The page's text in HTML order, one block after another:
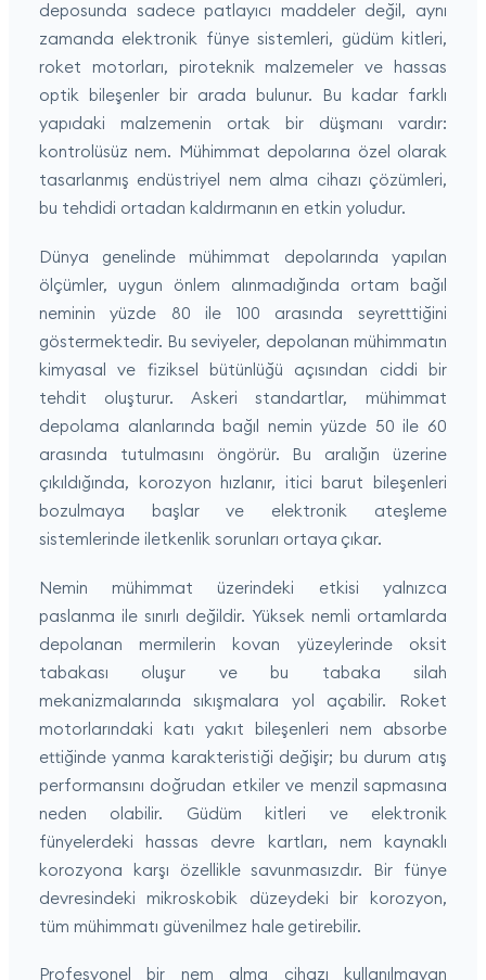
deposunda sadece patlayıcı maddeler değil, aynı
zamanda elektronik fünye sistemleri, güdüm kitleri,
roket motorları, piroteknik malzemeler ve hassas
optik bileşenler bir arada bulunur. Bu kadar farklı
yapıdaki malzemenin ortak bir düşmanı vardır:
kontrolüsüz nem. Mühimmat depolarına özel olarak
tasarlanmış endüstriyel nem alma cihazı çözümleri,
bu tehdidi ortadan kaldırmanın en etkin yoludur.
Dünya genelinde mühimmat depolarında yapılan
ölçümler, uygun önlem alınmadığında ortam bağıl
neminin yüzde 80 ile 100 arasında seyretttiğini
göstermektedir. Bu seviyeler, depolanan mühimmatın
kimyasal ve fiziksel bütünlüğü açısından ciddi bir
tehdit oluşturur. Askeri standartlar, mühimmat
depolama alanlarında bağıl nemin yüzde 50 ile 60
arasında tutulmasını öngörür. Bu aralığın üzerine
çıkıldığında, korozyon hızlanır, itici barut bileşenleri
bozulmaya başlar ve elektronik ateşleme
sistemlerinde iletkenlik sorunları ortaya çıkar.
Nemin mühimmat üzerindeki etkisi yalnızca
paslanma ile sınırlı değildir. Yüksek nemli ortamlarda
depolanan mermilerin kovan yüzeylerinde oksit
tabakası oluşur ve bu tabaka silah
mekanizmalarında sıkışmalara yol açabilir. Roket
motorlarındaki katı yakıt bileşenleri nem absorbe
ettiğinde yanma karakteristiği değişir; bu durum atış
performansını doğrudan etkiler ve menzil sapmasına
neden olabilir. Güdüm kitleri ve elektronik
fünyelerdeki hassas devre kartları, nem kaynaklı
korozyona karşı özellikle savunmasızdır. Bir fünye
devresindeki mikroskobik düzeydeki bir korozyon,
tüm mühimmatı güvenilmez hale getirebilir.
Profesyonel bir nem alma cihazı kullanılmayan